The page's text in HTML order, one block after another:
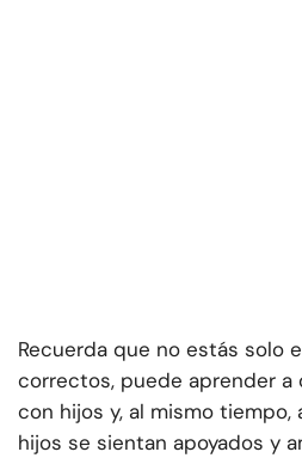
Recuerda que no estás solo
correctos, puede aprender a
con hijos y, al mismo tiempo,
hijos se sientan apoyados y